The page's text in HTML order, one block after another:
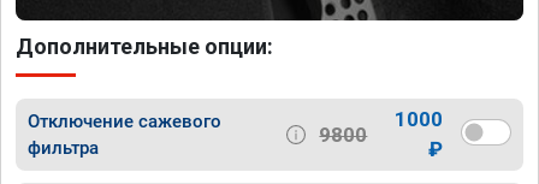
Дополнительные опции:
Отключение сажевого
фильтра
9800
1000
₽